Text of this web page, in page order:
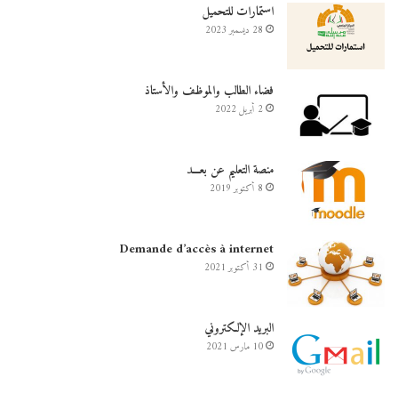
استمارات للتحميل
28 ديسمبر 2023
فضاء الطالب والموظف والأستاذ
2 أبريل 2022
منصة التعليم عن بعـــد
8 أكتوبر 2019
Demande d’accès à internet
31 أكتوبر 2021
البريد الإلكتروني
10 مارس 2021